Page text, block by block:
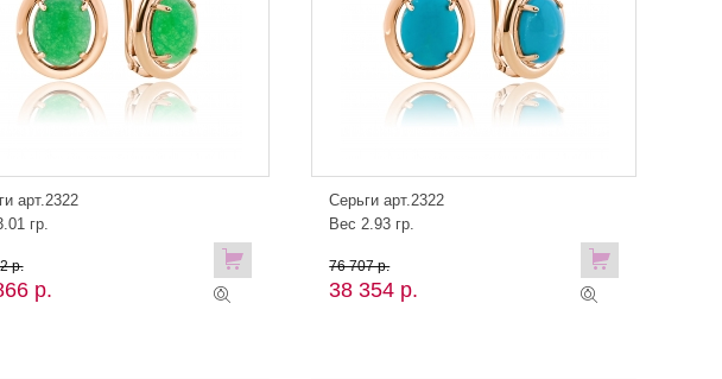
арт.2322
гр.
р.
р.
Серьги арт.2322
Вес 2.93 гр.
38 354 р.
76 707 р.